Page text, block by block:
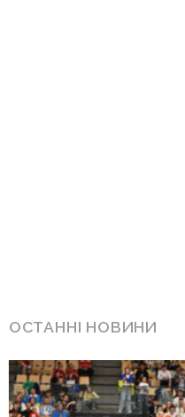
ОСТАННІ НОВИНИ